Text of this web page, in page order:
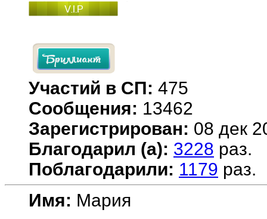
Участий в СП: 475
Сообщения: 13462
Зарегистрирован: 08 дек
Благодарил (а): 3228 раз.
Поблагодарили: 1179 раз.
Имя: Мария